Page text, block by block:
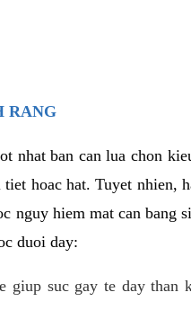
RANG
nhat ban can lua chon
hoac hat. Tuyet nhien,
nguy hiem mat can bang
duoi day:
giup suc gay te day than